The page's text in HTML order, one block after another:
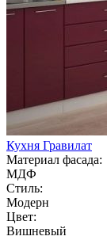
Кухня Гравилат
Материал фасада:
МДФ
Стиль:
Модерн
Цвет:
Вишневый